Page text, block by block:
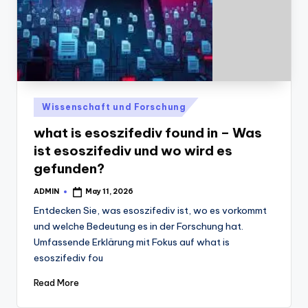
Posted
in
Wissenschaft und Forschung
what is esoszifediv found in – Was
ist esoszifediv und wo wird es
gefunden?
Posted
ADMIN May 11, 2026
Entdecken Sie, was esoszifediv ist, wo es vorkommt
und welche Bedeutung es in der Forschung hat.
Umfassende Erklärung mit Fokus auf what is
esoszifediv fou
Read More